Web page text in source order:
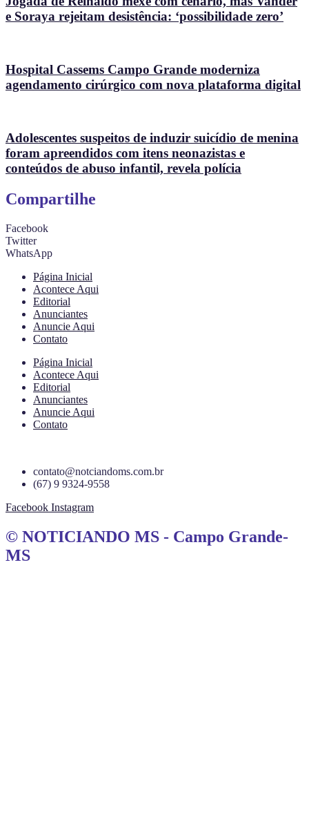
e Soraya rejeitam desistência: ‘possibilidade zero’
Hospital Cassems Campo Grande moderniza
agendamento cirúrgico com nova plataforma digital
Adolescentes suspeitos de induzir suicídio de menina
foram apreendidos com itens neonazistas e
conteúdos de abuso infantil, revela polícia
Compartilhe
Facebook
Twitter
WhatsApp
Página Inicial
Acontece Aqui
Editorial
Anunciantes
Anuncie Aqui
Contato
Página Inicial
Acontece Aqui
Editorial
Anunciantes
Anuncie Aqui
Contato
contato@notciandoms.com.br
(67) 9 9324-9558
Facebook Instagram
© NOTICIANDO MS - Campo Grande-
MS